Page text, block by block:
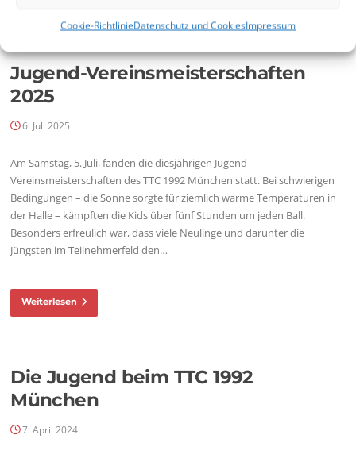
Cookie-RichtlinieDatenschutz und CookiesImpressum
Jugend-Vereinsmeisterschaften
2025
6. Juli 2025
Am Samstag, 5. Juli, fanden die diesjährigen Jugend-
Vereinsmeisterschaften des TTC 1992 München statt. Bei schwierigen
Bedingungen – die Sonne sorgte für ziemlich warme Temperaturen in
der Halle – kämpften die Kids über fünf Stunden um jeden Ball.
Besonders erfreulich war, dass viele Neulinge und darunter die
Jüngsten im Teilnehmerfeld den…
Weiterlesen
Die Jugend beim TTC 1992
München
7. April 2024